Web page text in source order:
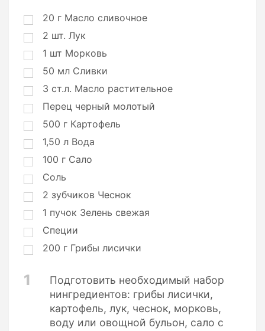
ц
20 г Масло сливочное
2 шт. Лук
1 шт Морковь
50 мл Сливки
3 ст.л. Масло растительное
Перец черный молотый
500 г Картофель
1,50 л Вода
100 г Сало
Соль
2 зубчиков Чеснок
1 пучок Зелень свежая
Специи
200 г Грибы лисички
1
Подготовить необходимый набор
нингредиентов: грибы лисички,
картофель, лук, чеснок, морковь,
воду или овощной бульон, сало с